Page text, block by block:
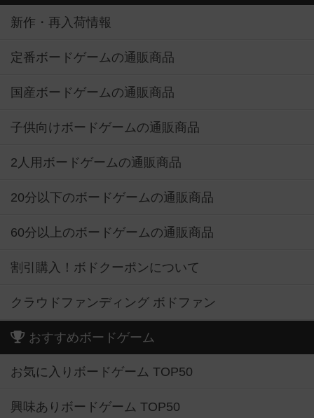
新作・再入荷情報
定番ボードゲームの通販商品
国産ボードゲームの通販商品
子供向けボードゲームの通販商品
2人用ボードゲームの通販商品
20分以下のボードゲームの通販商品
60分以上のボードゲームの通販商品
割引購入！ボドクーポンについて
クラウドファンディング ボドファン
おすすめボードゲーム
お気に入りボードゲーム TOP50
興味ありボードゲーム TOP50